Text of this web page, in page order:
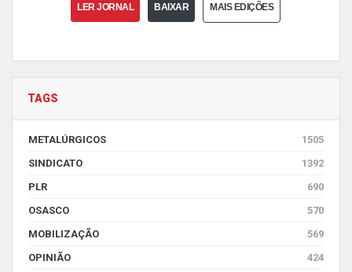
LER JORNAL BAIXAR MAIS EDIÇÕES
TAGS
METALÚRGICOS
1505
SINDICATO
1392
PLR
690
OSASCO
570
MOBILIZAÇÃO
569
OPINIÃO
424